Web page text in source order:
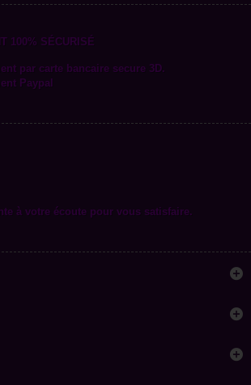
100% SÉCURISÉ
par carte bancaire secure 3D.
Paypal
à votre écoute pour vous satisfaire.